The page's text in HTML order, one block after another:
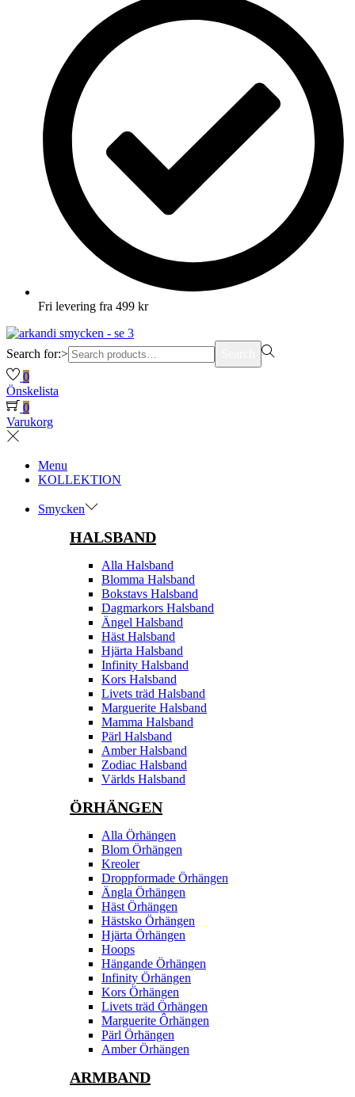
Fri levering fra 499 kr
Search for:>
0
Önskelista
0
Varukorg
Menu
KOLLEKTION
Smycken
HALSBAND
Alla Halsband
Blomma Halsband
Bokstavs Halsband
Dagmarkors Halsband
Ängel Halsband
Häst Halsband
Hjärta Halsband
Infinity Halsband
Kors Halsband
Livets träd Halsband
Marguerite Halsband
Mamma Halsband
Pärl Halsband
Amber Halsband
Zodiac Halsband
Världs Halsband
ÖRHÄNGEN
Alla Örhängen
Blom Örhängen
Kreoler
Droppformade Örhängen
Ängla Örhängen
Häst Örhängen
Hästsko Örhängen
Hjärta Örhängen
Hoops
Hängande Örhängen
Infinity Örhängen
Kors Örhängen
Livets träd Örhängen
Marguerite Ôrhängen
Pärl Örhängen
Amber Örhängen
ARMBAND